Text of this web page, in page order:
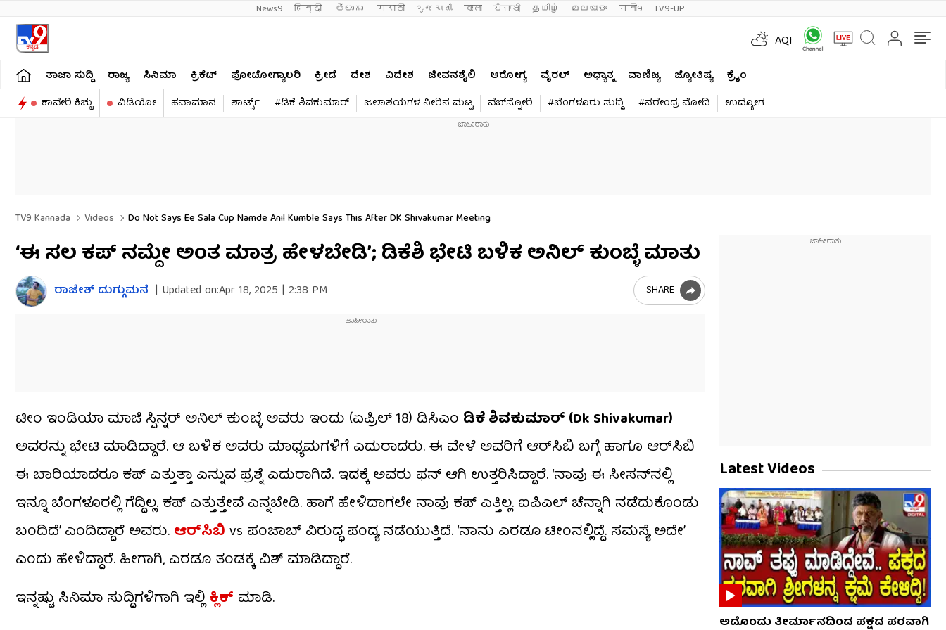
News9 हिन्दी తెలుగు मराठी ગુજરાતી বাংলা ਪੰਜਾਬੀ தமிழ் മലയാളം मनी9 TV9-UP
AQI
ತಾಜಾ ಸುದ್ದಿ ರಾಜ್ಯ ಸಿನಿಮಾ ಕ್ರಿಕೆಟ್​ ಫೋಟೋಗ್ಯಾಲರಿ ಕ್ರೀಡೆ ದೇಶ ವಿದೇಶ ಜೀವನಶೈಲಿ ಆರೋಗ್ಯ ವೈರಲ್​ ಅಧ್ಯಾತ್ಮ ವಾಣಿಜ್ಯ ಜ್ಯೋತಿಷ್ಯ
ಕ್ರೈಂ
ಕಾವೇರಿ ಕಿಚ್ಚು
ವಿಡಿಯೋ ಹವಾಮಾನ ಶಾರ್ಟ್ಸ್​ #ಡಿಕೆ ಶಿವಕುಮಾರ್​ ಜಲಾಶಯಗಳ ನೀರಿನ ಮಟ್ಟ ವೆಬ್​ಸ್ಟೋರಿ #ಬೆಂಗಳೂರು ಸುದ್ದಿ #ನರೇಂದ್ರ ಮೋದಿ ಉದ್ಯೋಗ
TV9 Kannada Videos Do Not Says Ee Sala Cup Namde Anil Kumble Says This After DK Shivakumar Meeting
‘ಈ ಸಲ ಕಪ್ ನಮ್ದೇ ಅಂತ ಮಾತ್ರ ಹೇಳಬೇಡಿ’; ಡಿಕೆಶಿ ಭೇಟಿ ಬಳಿಕ ಅನಿಲ್ ಕುಂಬ್ಳೆ ಮಾತು
ರಾಜೇಶ್ ದುಗ್ಗುಮನೆ | Updated on:Apr 18, 2025 | 2:38 PM SHARE
ಟೀಂ ಇಂಡಿಯಾ ಮಾಜಿ ಸ್ಪಿನ್ನರ್ ಅನಿಲ್ ಕುಂಬ್ಳೆ ಅವರು ಇಂದು (ಏಪ್ರಿಲ್ 18) ಡಿಸಿಎಂ ಡಿಕೆ ಶಿವಕುಮಾರ್ (Dk Shivakumar)
ಅವರನ್ನು ಭೇಟಿ ಮಾಡಿದ್ದಾರೆ. ಆ ಬಳಿಕ ಅವರು ಮಾಧ್ಯಮಗಳಿಗೆ ಎದುರಾದರು. ಈ ವೇಳೆ ಅವರಿಗೆ ಆರ್​ಸಿಬಿ ಬಗ್ಗೆ ಹಾಗೂ ಆರ್​ಸಿಬಿ
ಈ ಬಾರಿಯಾದರೂ ಕಪ್ ಎತ್ತುತ್ತಾ ಎನ್ನುವ ಪ್ರಶ್ನೆ ಎದುರಾಗಿದೆ. ಇದಕ್ಕೆ ಅವರು ಫನ್ ಆಗಿ ಉತ್ತರಿಸಿದ್ದಾರೆ. ‘ನಾವು ಈ ಸೀಸನ್​ನಲ್ಲಿ
ಇನ್ನೂ ಬೆಂಗಳೂರಲ್ಲಿ ಗೆದ್ದಿಲ್ಲ. ಕಪ್ ಎತ್ತುತ್ತೇವೆ ಎನ್ನಬೇಡಿ. ಹಾಗೆ ಹೇಳಿದಾಗಲೇ ನಾವು ಕಪ್ ಎತ್ತಿಲ್ಲ. ಐಪಿಎಲ್ ಚೆನ್ನಾಗಿ ನಡೆದುಕೊಂಡು
ಬಂದಿದೆ’ ಎಂದಿದ್ದಾರೆ ಅವರು. ಆರ್​ಸಿಬಿ vs ಪಂಜಾಬ್ ವಿರುದ್ಧ ಪಂದ್ಯ ನಡೆಯುತ್ತಿದೆ. ‘ನಾನು ಎರಡೂ ಟೀಂನಲ್ಲಿದ್ದೆ. ಸಮಸ್ಯೆ ಅದೇ’
ಎಂದು ಹೇಳಿದ್ದಾರೆ. ಹೀಗಾಗಿ, ಎರಡೂ ತಂಡಕ್ಕೆ ವಿಶ್ ಮಾಡಿದ್ದಾರೆ.
ಇನ್ನಷ್ಟು ಸಿನಿಮಾ ಸುದ್ದಿಗಳಿಗಾಗಿ ಇಲ್ಲಿಕ್ಲಿಕ್ ​ ಮಾಡಿ.
Latest Videos
ಅದೊಂದು ತೀರ್ಮಾನದಿಂದ ಪಕ್ಷದ ಪರವಾಗಿ